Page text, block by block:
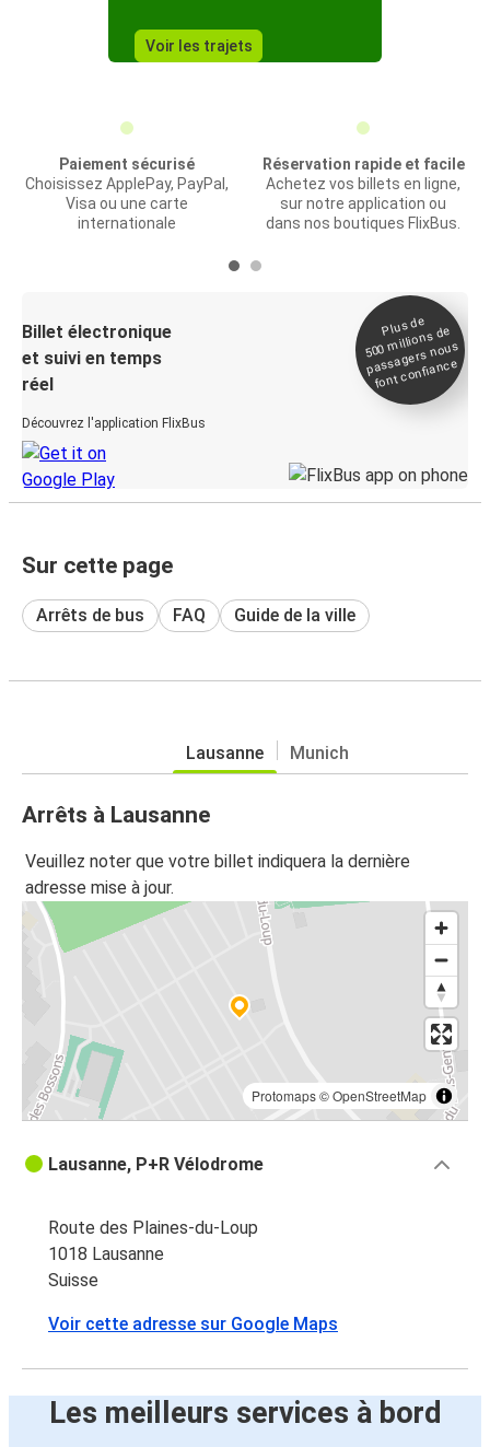
Voir les trajets
Paiement sécurisé
Choisissez ApplePay, PayPal,
Visa ou une carte
internationale
Réservation rapide et facile
Achetez vos billets en ligne,
sur notre application ou
dans nos boutiques FlixBus.
Billet électronique
et suivi en temps
réel
Découvrez l'application FlixBus
Plus de
500
millions de
passagers nous
font confiance
Sur cette page
Arrêts de bus FAQ Guide de la ville
Lausanne Munich
Arrêts à Lausanne
Veuillez noter que votre billet indiquera la dernière
adresse mise à jour.
Protomaps©OpenStreetMap
Lausanne, P+R Vélodrome
Route des Plaines-du-Loup
1018 Lausanne
Suisse
Voir cette adresse sur Google Maps
Les meilleurs services à bord